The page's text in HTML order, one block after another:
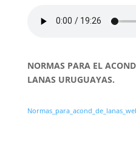
NORMAS PARA EL
LANAS URUGUAYAS.